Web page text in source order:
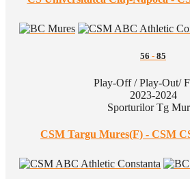
56 - 85
Play-Off / Play-Out/
2023-2024
Sporturilor Tg
CSM Targu Mures(F) - CSM